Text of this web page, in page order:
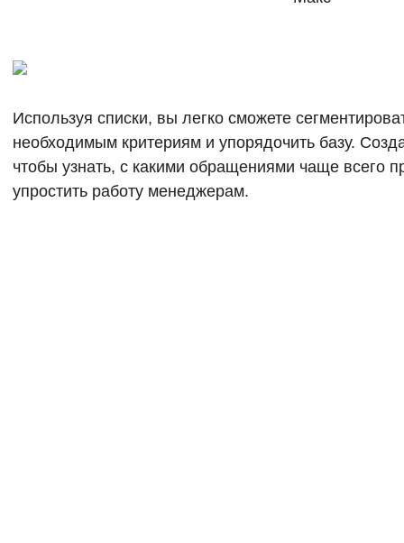
Используя списки, вы легко сможете
необходимым критериям и упорядочить базу.
чтобы узнать, с какими обращениями чаще всего
упростить работу менеджерам.